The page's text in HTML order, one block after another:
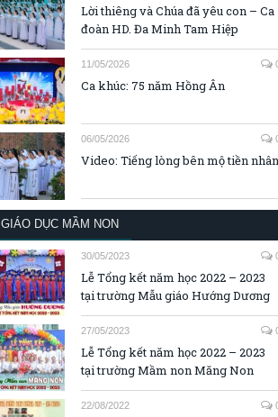
Lời thiêng và Chúa đã yêu con – Ca
đoàn HD. Đa Minh Tam Hiệp
11/05/2026
Ca khúc: 75 năm Hồng Ân
06/05/2026
Video: Tiếng lòng bên mộ tiền nhân
GIÁO DỤC MẦM NON
30/05/2023
Lễ Tổng kết năm học 2022 – 2023
tại trường Mẫu giáo Hướng Dương
27/05/2023
Lễ Tổng kết năm học 2022 – 2023
tại trường Mầm non Măng Non
22/08/2022